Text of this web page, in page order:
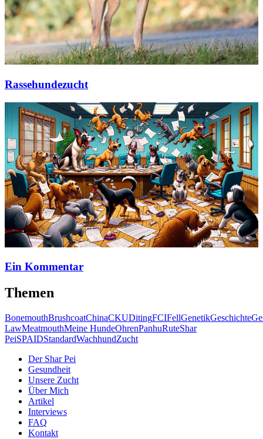
Rassehundezucht
Ein Kommentar
Themen
BonemouthBrushcoatChinaCKUDitingFCIFellGenetikGeschichte
LawMeatmouthMeine HundeOhrenPanhuRuteShar
PeiSPAIDStandardWachhundZucht
Der Shar Pei
Gesundheit
Unsere Zucht
Über Mich
Artikel
Interviews
FAQ
Kontakt